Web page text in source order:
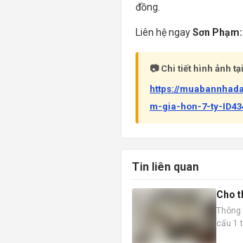
đồng.
Liên hệ ngaySơn
📷 Chi tiết hình ảnh
https://
m-gia-hon-7-ty-
Tin liên quan
Cho
Thông
cấu 1